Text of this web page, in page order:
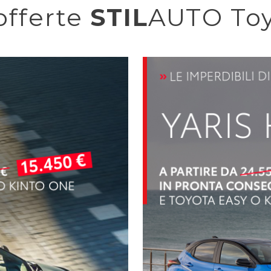
STILAUTO